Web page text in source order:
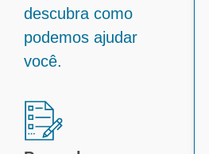
descubra como
podemos ajudar
você.